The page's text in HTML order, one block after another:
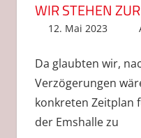
WIR STEHEN
12. Mai 2023
Da glaubten wir,
Verzögerungen
konkreten Zeitplan
der Emshalle zu